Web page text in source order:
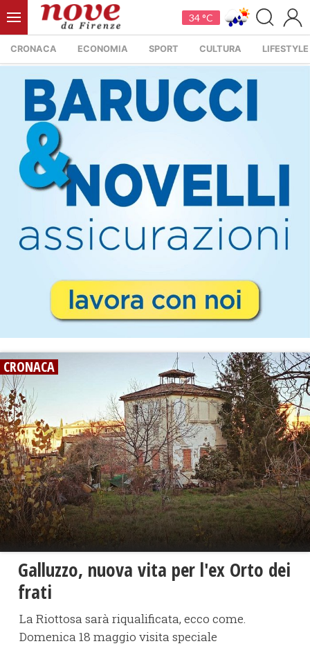
34 °C
CRONACA ECONOMIA SPORT CULTURA LIFESTYLE
CRONACA
Galluzzo, nuova vita per l'ex Orto dei
frati
La Riottosa sarà riqualificata, ecco come.
Domenica 18 maggio visita speciale